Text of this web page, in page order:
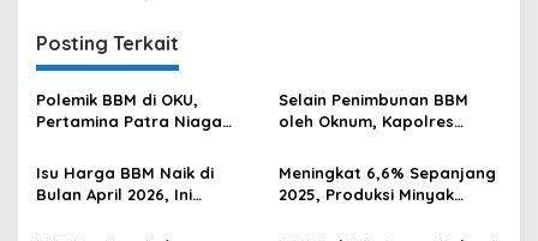
Posting Terkait
Polemik BBM di OKU,
Pertamina Patra Niaga
Optimalkan Penyaluran
BBM Subsidi dan Perkuat
Pengawasan di Kabupaten
Selain Penimbunan BBM
oleh Oknum, Kapolres
Kurang, Pertamina Patra
Niaga Bungkam
Isu Harga BBM Naik di
Bulan April 2026, Ini
Meningkat 6,6% Sepanjang
2025, Produksi Minyak